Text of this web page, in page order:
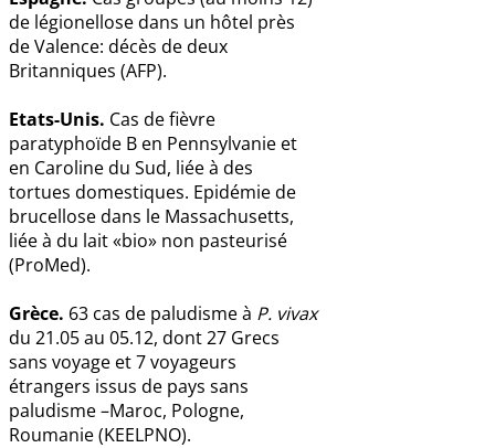
de légionellose dans un hôtel près
de Valence: décès de deux
Britanniques (AFP).
Etats-Unis. Cas de fièvre
paratyphoïde B en Pennsylvanie et
en Caroline du Sud, liée à des
tortues domestiques. Epidémie de
brucellose dans le Massachusetts,
liée à du lait «bio» non pasteurisé
(ProMed).
Grèce. 63 cas de paludisme à P. vivax
du 21.05 au 05.12, dont 27 Grecs
sans voyage et 7 voyageurs
étrangers issus de pays sans
paludisme –Maroc, Pologne,
Roumanie (KEELPNO).